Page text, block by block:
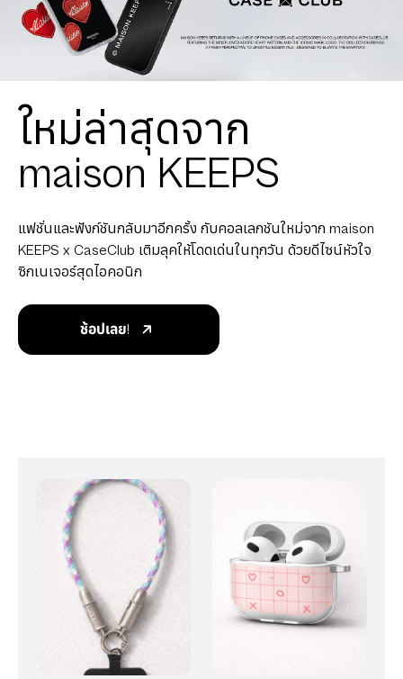
ใหม่ล่าสุดจาก
maison KEEPS
แฟชั่นและฟังก์ชันกลับมาอีกครั้ง กับคอลเลกชันใหม่จาก maison
KEEPS x CaseClub เติมลุคให้โดดเด่นในทุกวัน ด้วยดีไซน์หัวใจ
ซิกเนเจอร์สุดไอคอนิก
ช้อปเลย!